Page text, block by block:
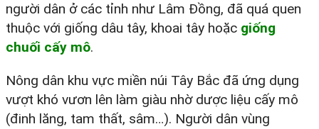
người dân ở các tỉnh như Lâm Đồng, đã quá quen
thuộc với giống dâu tây, khoai tây hoặc giống
chuối cấy mô.
Nông dân khu vực miền núi Tây Bắc đã ứng dụng
vượt khó vươn lên làm giàu nhờ dược liệu cấy mô
(đinh lăng, tam thất, sâm…). Người dân vùng